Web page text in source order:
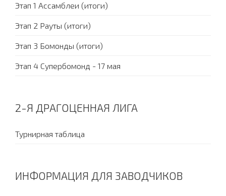
Этап 1 Ассамблеи (итоги)
Этап 2 Рауты (итоги)
Этап 3 Бомонды (итоги)
Этап 4 Супербомонд - 17 мая
2-Я ДРАГОЦЕННАЯ ЛИГА
Турнирная таблица
ИНФОРМАЦИЯ ДЛЯ ЗАВОДЧИКОВ